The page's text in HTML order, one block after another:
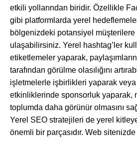
etkili yollarından biridir. Özellikle
gibi platformlarda yerel
bölgenizdeki potansiyel
ulaşabilirsiniz. Yerel hashtag’ler
etiketlemeler yaparak,
tarafından görülme olasılığını
işletmelerle işbirlikleri yaparak
etkinliklerinde sponsorluk yaparak,
toplumda daha görünür olmasını
Yerel SEO stratejileri de yerel
önemli bir parçasıdır. Web